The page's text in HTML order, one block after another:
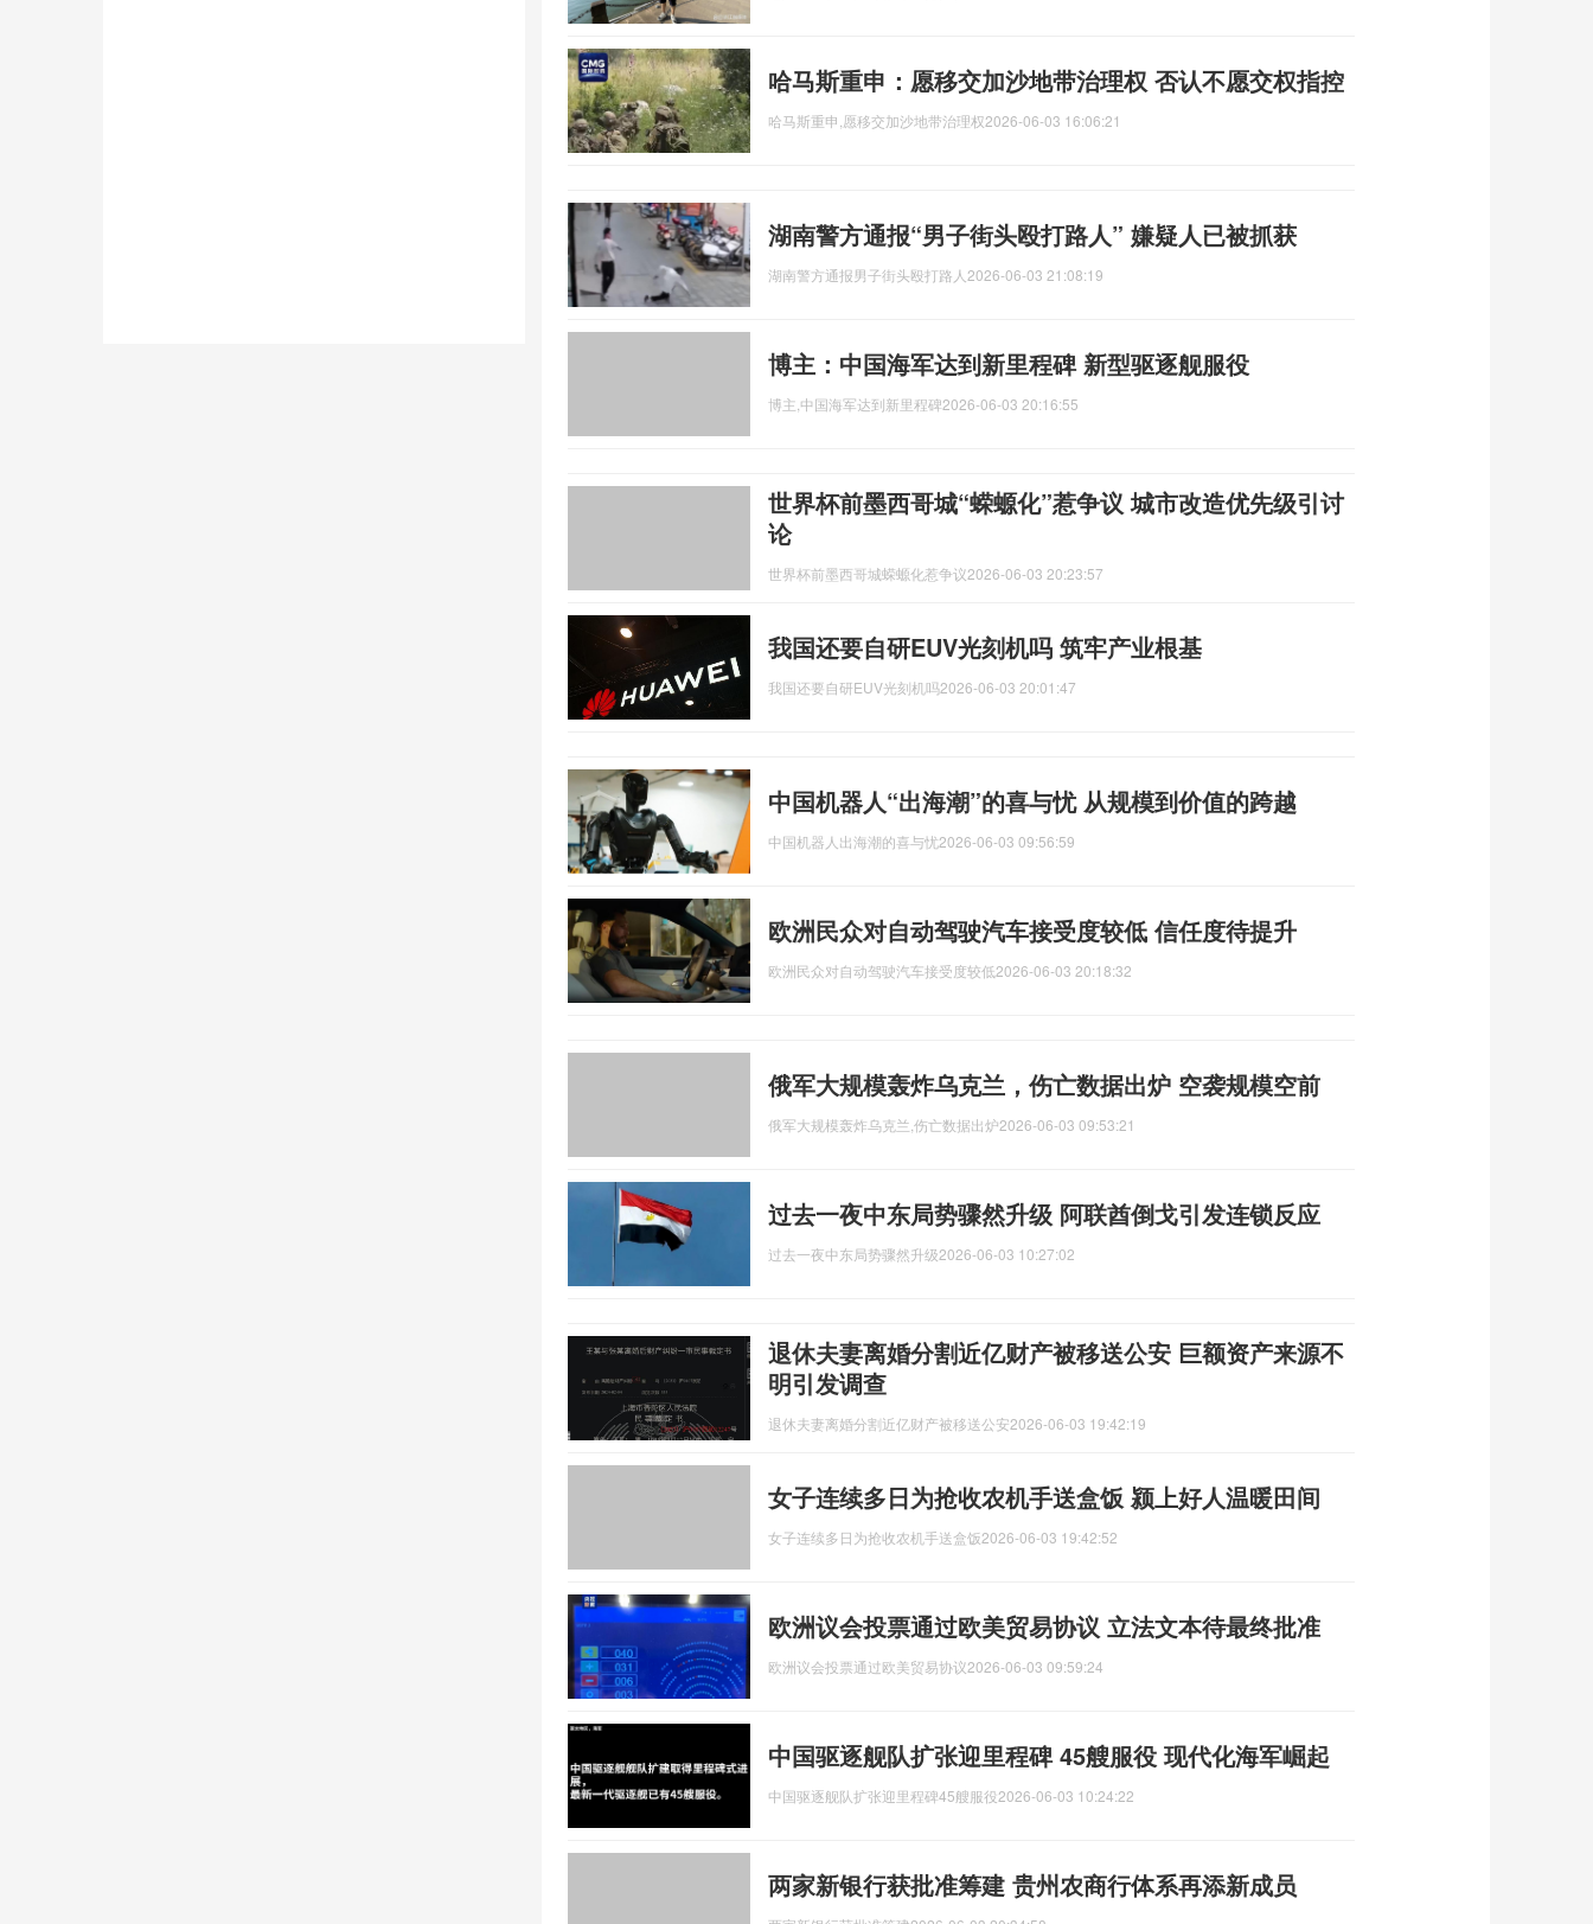
哈马斯重申：愿移交加沙地带治理权 否认不愿交权指控
哈马斯重申,愿移交加沙地带治理权2026-06-03 16:06:21
湖南警方通报“男子街头殴打路人” 嫌疑人已被抓获
湖南警方通报男子街头殴打路人 2026-06-03 21:08:19
博主：中国海军达到新里程碑 新型驱逐舰服役
博主,中国海军达到新里程碑2026-06-03 20:16:55
世界杯前墨西哥城“蝾螈化”惹争议 城市改造优先级引讨
论
世界杯前墨西哥城蝾螈化惹争议2026-06-03 20:23:57
我国还要自研EUV光刻机吗 筑牢产业根基
我国还要自研EUV光刻机吗2026-06-03 20:01:47
中国机器人“出海潮”的喜与忧 从规模到价值的跨越
中国机器人出海潮的喜与忧2026-06-03 09:56:59
欧洲民众对自动驾驶汽车接受度较低 信任度待提升
欧洲民众对自动驾驶汽车接受度较低2026-06-03 20:18:32
俄军大规模轰炸乌克兰，伤亡数据出炉 空袭规模空前
俄军大规模轰炸乌克兰,伤亡数据出炉2026-06-03 09:53:21
过去一夜中东局势骤然升级 阿联酋倒戈引发连锁反应
过去一夜中东局势骤然升级2026-06-03 10:27:02
退休夫妻离婚分割近亿财产被移送公安 巨额资产来源不
明引发调查
退休夫妻离婚分割近亿财产被移送公安2026-06-03 19:42:19
女子连续多日为抢收农机手送盒饭 颍上好人温暖田间
女子连续多日为抢收农机手送盒饭2026-06-03 19:42:52
欧洲议会投票通过欧美贸易协议 立法文本待最终批准
欧洲议会投票通过欧美贸易协议2026-06-03 09:59:24
中国驱逐舰队扩张迎里程碑 45艘服役 现代化海军崛起
中国驱逐舰队扩张迎里程碑45艘服役2026-06-03 10:24:22
两家新银行获批准筹建 贵州农商行体系再添新成员